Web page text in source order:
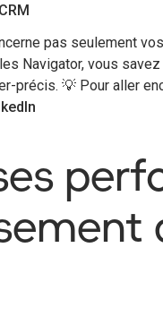
pas seulement
Navigator, vous
précis. 💡 Pour aller